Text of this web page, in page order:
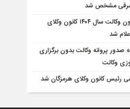
شرقی مشخص شد
نتایج آزمون وکالت سال ۱۴۰۴ کانون وکلای
شد
صدور پروانه وکالت بدون برگزاری
وکالت
رئیس کانون وکلای هرمزگان شد